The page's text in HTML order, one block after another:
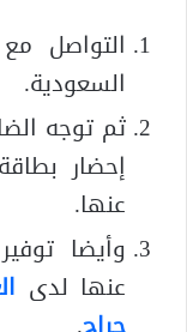
التواصل
السعودية.
ثم توجه
إحضار
عنها.
وأيضا
عنها لدى